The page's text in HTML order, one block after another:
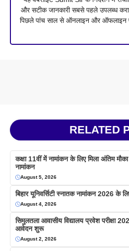
और सटीक जानकारी सबसे पहले उपलब्ध
पिछले पांच साल से ऑनलाइन और ऑफलाइन
RELATED
कक्षा 11वीं में नामांकन के लिए मिला अंतिम
नामांकन
August 5, 2026
बिहार यूनिवर्सिटी स्नातक नामांकन 2026 के
August 4, 2026
सिमुलतला आवासीय विद्यालय प्रवेश परीक्षा
आवेदन शुरू
August 2, 2026